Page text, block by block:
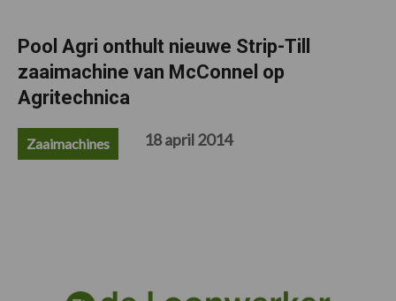
Pool Agri onthult nieuwe Strip-Till
zaaimachine van McConnel op
Agritechnica
Zaaimachines 18 april 2014